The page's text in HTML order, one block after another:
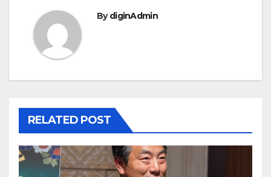
ナ
ビ
ゲ
ー
シ
ョ
ン
BydiginAdmin
RELATED POST